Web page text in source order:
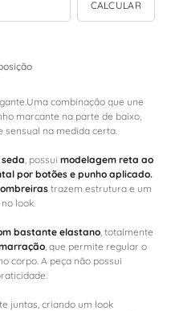
combinação que une
marcante na parte de baixo,
sensual na medida certa.
, possui modelagem reta ao
por botões e punho aplicado.
ombreiras trazem estrutura e um
look.
bastante elastano, totalmente
, que permite regular o
corpo. A peça não possui
juntas, criando um look